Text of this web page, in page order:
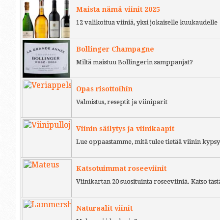
Maista nämä viinit 2025
12 valikoitua viiniä, yksi jokaiselle kuukaudelle
Bollinger Champagne
Miltä maistuu Bollingerin samppanjat?
Opas risottoihin
Valmistus, reseptit ja viiniparit
Viinin säilytys ja viinikaapit
Lue oppaastamme, mitä tulee tietää viinin
Katsotuimmat roseeviinit
Viinikartan 20 suosituinta roseeviiniä. Katso
Naturaalit viinit